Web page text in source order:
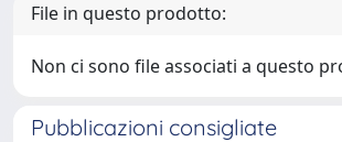
File in questo prodotto:
Non ci sono file associati a questo
Pubblicazioni consigliate